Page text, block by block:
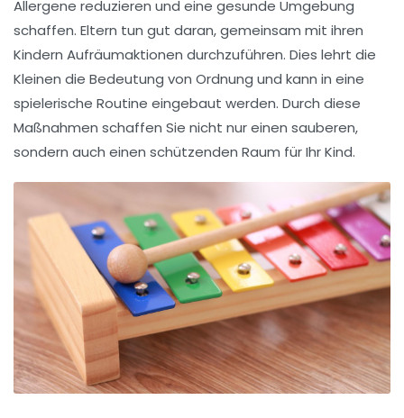
Allergene reduzieren und eine gesunde Umgebung
schaffen. Eltern tun gut daran, gemeinsam mit ihren
Kindern Aufräumaktionen durchzuführen. Dies lehrt die
Kleinen die Bedeutung von Ordnung und kann in eine
spielerische Routine eingebaut werden. Durch diese
Maßnahmen schaffen Sie nicht nur einen sauberen,
sondern auch einen schützenden Raum für Ihr Kind.